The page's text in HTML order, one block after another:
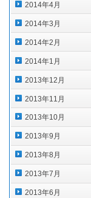
2014年4月
2014年3月
2014年2月
2014年1月
2013年12月
2013年11月
2013年10月
2013年9月
2013年8月
2013年7月
2013年6月